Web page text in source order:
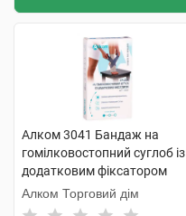
Алком 3041 Бандаж на
гомілковостопний суглоб із
додатковим фіксатором
розмір 5 1 шт
Алком Торговий дім